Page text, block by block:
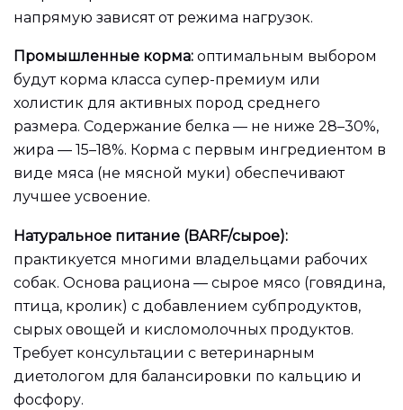
напрямую зависят от режима нагрузок.
Промышленные корма: оптимальным выбором
будут корма класса супер-премиум или
холистик для активных пород среднего
размера. Содержание белка — не ниже 28–30%,
жира — 15–18%. Корма с первым ингредиентом в
виде мяса (не мясной муки) обеспечивают
лучшее усвоение.
Натуральное питание (BARF/сырое):
практикуется многими владельцами рабочих
собак. Основа рациона — сырое мясо (говядина,
птица, кролик) с добавлением субпродуктов,
сырых овощей и кисломолочных продуктов.
Требует консультации с ветеринарным
диетологом для балансировки по кальцию и
фосфору.